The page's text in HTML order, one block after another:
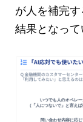
が人を補完
結果となって